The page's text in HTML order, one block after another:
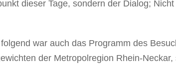
dieser Tage, sondern der Dialog;
war auch das Programm des
der Metropolregion Rhein-